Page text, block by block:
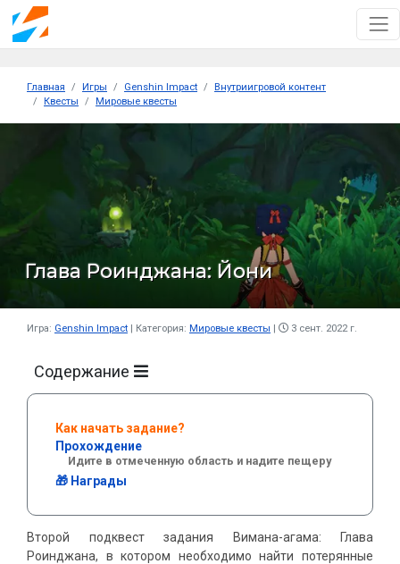
Главная Игры Genshin Impact
Внутриигровой контент
Квесты
Мировые квесты
Глава Роинджана: Йони
Игра: Genshin Impact Категория: Мировые квесты 3 сент. 2022 г.
Содержание
Как начать задание?
Прохождение
Идите в отмеченную область и надите пещеру
🎁 Награды
Второй подквест задания Вимана-агама: Глава
Роинджана, в котором необходимо найти потерянные